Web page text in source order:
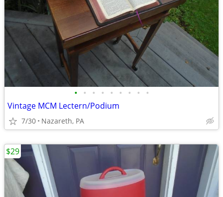
• • • • • • • • •
Vintage MCM Lectern/Podium
7/30 Nazareth, PA
$29